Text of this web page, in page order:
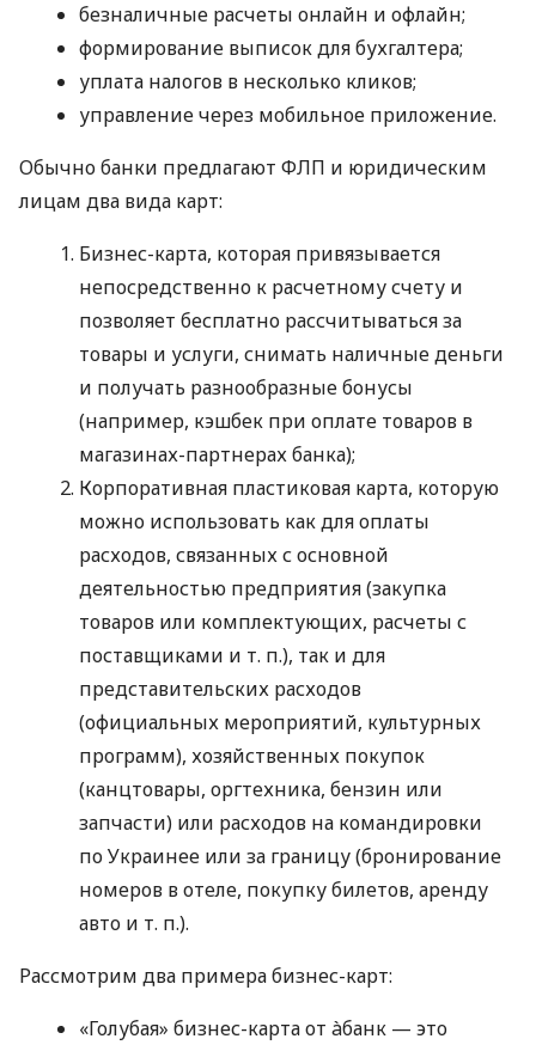
безналичные расчеты онлайн и офлайн;
формирование выписок для бухгалтера;
уплата налогов в несколько кликов;
управление через мобильное приложение.
Обычно банки предлагают ФЛП и юридическим
лицам два вида карт:
Бизнес-карта, которая привязывается
непосредственно к расчетному счету и
позволяет бесплатно рассчитываться за
товары и услуги, снимать наличные деньги
и получать разнообразные бонусы
(например, кэшбек при оплате товаров в
магазинах-партнерах банка);
Корпоративная пластиковая карта, которую
можно использовать как для оплаты
расходов, связанных с основной
деятельностью предприятия (закупка
товаров или комплектующих, расчеты с
поставщиками и т. п.), так и для
представительских расходов
(официальных мероприятий, культурных
программ), хозяйственных покупок
(канцтовары, оргтехника, бензин или
запчасти) или расходов на командировки
по Украинее или за границу (бронирование
номеров в отеле, покупку билетов, аренду
авто и т. п.).
Рассмотрим два примера бизнес-карт:
«Голубая» бизнес-карта от àбанк — это